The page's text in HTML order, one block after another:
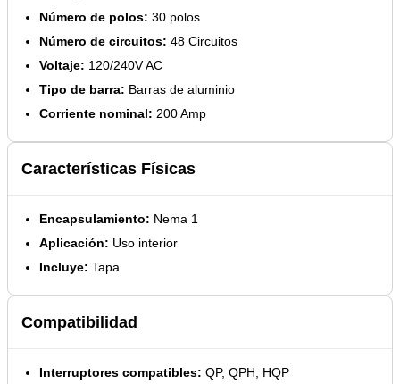
Número de polos: 30 polos
Número de circuitos: 48 Circuitos
Voltaje: 120/240V AC
Tipo de barra: Barras de aluminio
Corriente nominal: 200 Amp
Características Físicas
Encapsulamiento: Nema 1
Aplicación: Uso interior
Incluye: Tapa
Compatibilidad
Interruptores compatibles: QP, QPH, HQP